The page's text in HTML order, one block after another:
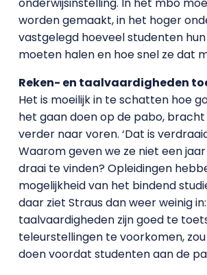
worden gemaakt, in het hoger
vastgelegd hoeveel studenten
moeten halen en hoe snel ze dat
Reken- en taalvaardigheden
Het is moeilijk in te schatten hoe
het gaan doen op de pabo, bracht
verder naar voren. ‘Dat is
Waarom geven we ze niet een
draai te vinden? Opleidingen
mogelijkheid van het bindend
daar ziet Straus dan weer weinig
taalvaardigheden zijn goed te
teleurstellingen te voorkomen,
doen voordat studenten aan de